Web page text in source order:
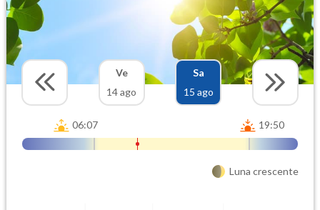
Ve
14 ago
Sa
15 ago
06:07 19:50
Luna crescente